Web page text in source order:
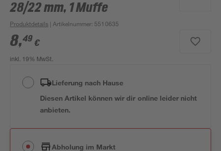
28/22 mm, 1 Muffe
Produktdetails | Artikelnummer: 5510635
8,49 €
inkl. 19% MwSt.
Lieferung nach Hause
Diesen Artikel können wir dir online leider nicht
anbieten.
Abholung im Markt